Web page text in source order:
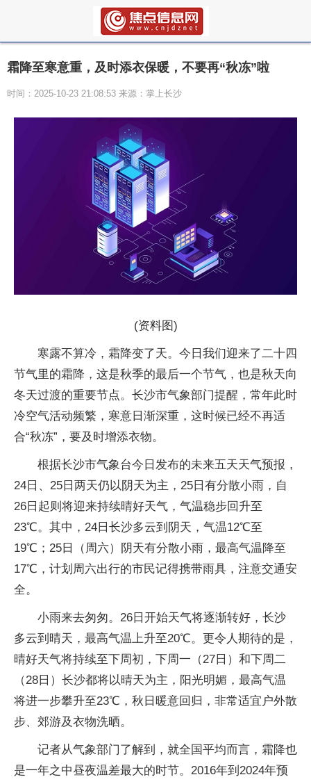
霜降至寒意重，及时添衣保暖，不要再“秋冻”啦
时间：2025-10-23 21:08:53 来源：掌上长沙
(资料图)
寒露不算冷，霜降变了天。今日我们迎来了二十四
节气里的霜降，这是秋季的最后一个节气，也是秋天向
冬天过渡的重要节点。长沙市气象部门提醒，常年此时
冷空气活动频繁，寒意日渐深重，这时候已经不再适
合“秋冻”，要及时增添衣物。
根据长沙市气象台今日发布的未来五天天气预报，
24日、25日两天仍以阴天为主，25日有分散小雨，自
26日起则将迎来持续晴好天气，气温稳步回升至
23℃。其中，24日长沙多云到阴天，气温12℃至
19℃；25日（周六）阴天有分散小雨，最高气温降至
17℃，计划周六出行的市民记得携带雨具，注意交通安
全。
小雨来去匆匆。26日开始天气将逐渐转好，长沙
多云到晴天，最高气温上升至20℃。更令人期待的是，
晴好天气将持续至下周初，下周一（27日）和下周二
（28日）长沙都将以晴天为主，阳光明媚，最高气温
将进一步攀升至23℃，秋日暖意回归，非常适宜户外散
步、郊游及衣物洗晒。
记者从气象部门了解到，就全国平均而言，霜降也
是一年之中昼夜温差最大的时节。2016年到2024年预